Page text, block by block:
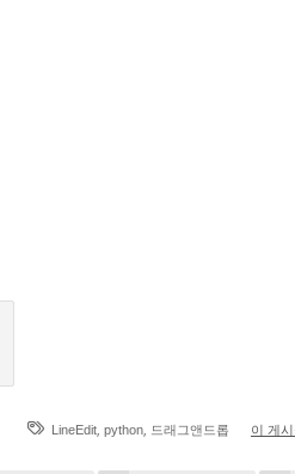
LineEdit, python, 드래그앤드롭 이 게